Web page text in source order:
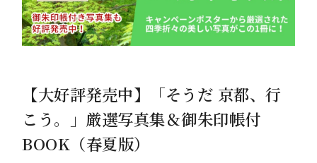
【大好評発売中】「そうだ 京都、行
こう。」厳選写真集＆御朱印帳付
BOOK（春夏版）